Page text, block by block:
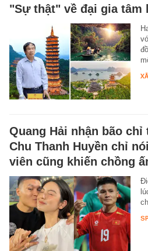
"Sự thật" về đại gia tâm
Quang Hải nhận bão
Chu Thanh Huyền chỉ
viên cũng khiến chồng